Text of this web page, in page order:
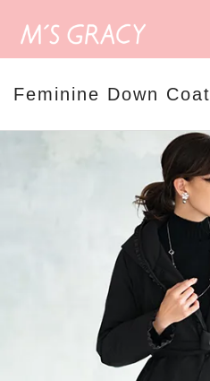
Feminine Down Coat